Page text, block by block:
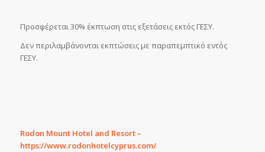
Προσφέρεται 30% έκπτωση στις εξετάσεις εκτός ΓΕΣΥ.
Δεν περιλαμβάνονται εκπτώσεις με παραπεμπτικό εντός
ΓΕΣΥ.
Rodon Mount Hotel and Resort –
https://www.rodonhotelcyprus.com/